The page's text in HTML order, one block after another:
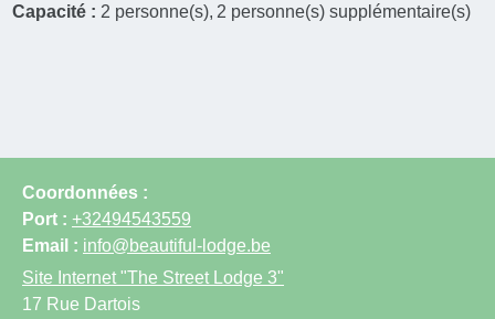
Capacité : 2 personne(s) 2 personne(s) supplémentaire(s)
Coordonnées :
Port : +32494543559
Email : info@beautiful-lodge.be
Site Internet "The Street Lodge 3"
17 Rue Dartois